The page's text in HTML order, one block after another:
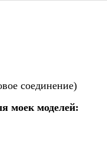
соединение)
моек моделей: